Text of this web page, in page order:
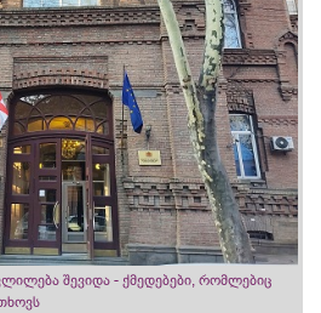
შევიდა - ქმედებები, რომლებიც